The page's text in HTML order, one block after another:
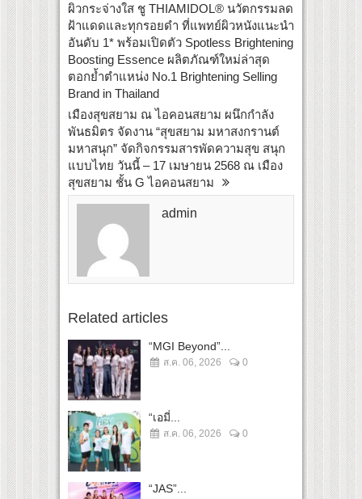
ผิวกระจ่างใส ชู THIAMIDOL® นวัตกรรมลด
ฝ้าแดดและทุกรอยดำ ที่แพทย์ผิวหนังแนะนำ
อันดับ 1* พร้อมเปิดตัว Spotless Brightening
Boosting Essence ผลิตภัณฑ์ใหม่ล่าสุด
ตอกย้ำตำแหน่ง No.1 Brightening Selling
Brand in Thailand
เมืองสุขสยาม ณ ไอคอนสยาม ผนึกกำลัง
พันธมิตร จัดงาน “สุขสยาม มหาสงกรานต์
มหาสนุก” จัดกิจกรรมสารพัดความสุข สนุก
แบบไทย วันนี้ – 17 เมษายน 2568 ณ เมือง
สุขสยาม ชั้น G ไอคอนสยาม
admin
Related articles
“MGI Beyond”...
ส.ค. 06, 2026 0
“เอมี่...
ส.ค. 06, 2026 0
“JAS”...